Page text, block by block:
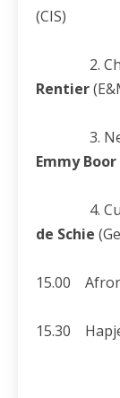
(CIS)
2.
Rentier
3.
Emmy Boor
4.
de Schie
15.00
15.30